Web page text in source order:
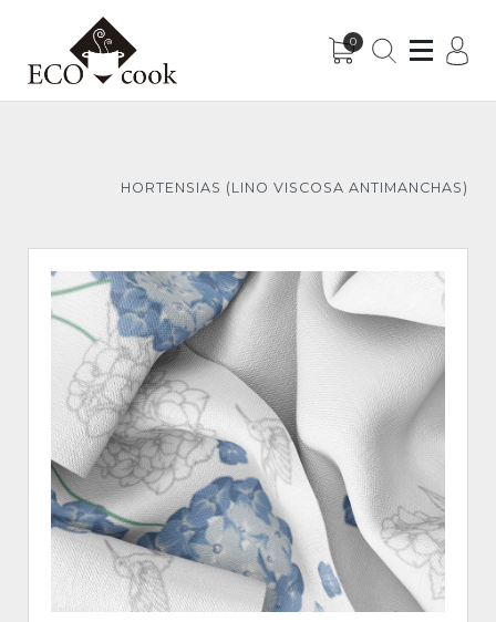
0
HORTENSIAS (LINO VISCOSA ANTIMANCHAS)